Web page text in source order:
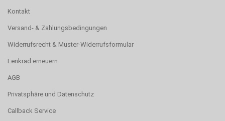
Kontakt
Versand- & Zahlungsbedingungen
Widerrufsrecht & Muster-Widerrufsformular
Lenkrad erneuern
AGB
Privatsphäre und Datenschutz
Callback Service